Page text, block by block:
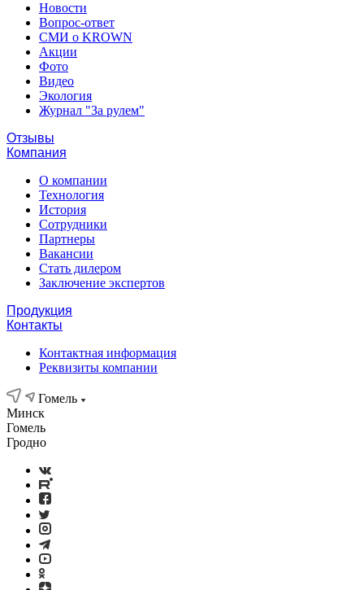
Новости
Вопрос-ответ
СМИ о KROWN
Акции
Фото
Видео
Экология
Журнал "За рулем"
Отзывы
Компания
О компании
Технология
История
Сотрудники
Партнеры
Вакансии
Стать дилером
Заключение экспертов
Продукция
Контакты
Контактная информация
Реквизиты компании
Гомель
Минск
Гомель
Гродно